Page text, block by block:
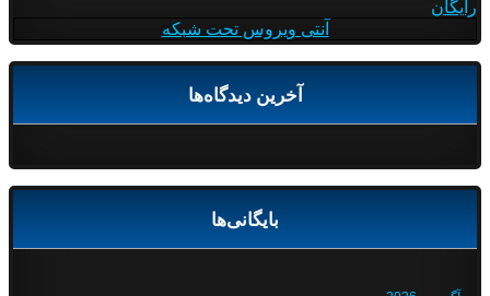
رایگان
آنتی ویروس تحت شبکه
آخرین دیدگاه‌ها
بایگانی‌ها